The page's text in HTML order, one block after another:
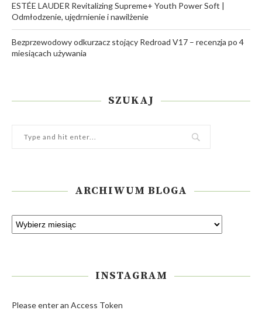
ESTÉE LAUDER Revitalizing Supreme+ Youth Power Soft |
Odmłodzenie, ujędrnienie i nawilżenie
Bezprzewodowy odkurzacz stojący Redroad V17 – recenzja po 4
miesiącach używania
SZUKAJ
ARCHIWUM BLOGA
INSTAGRAM
Please enter an Access Token